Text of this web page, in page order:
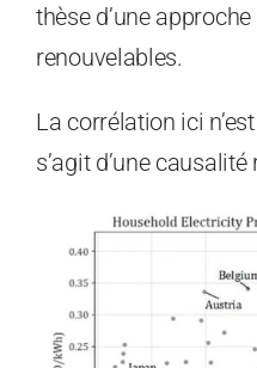
thèse d’une
renouvelables.
La corrélation ici
s’agit d’une